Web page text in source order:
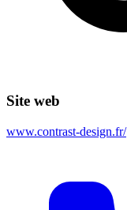
Site web
www.contrast-design.fr/